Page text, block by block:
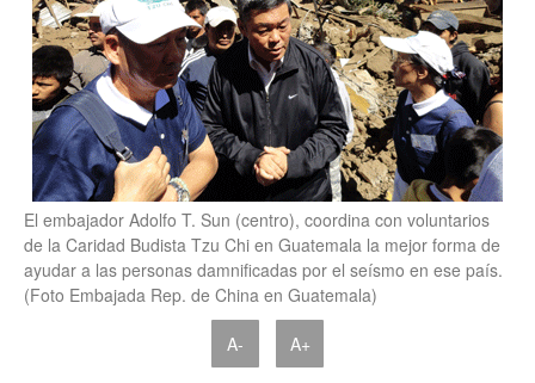
El embajador Adolfo T. Sun (centro), coordina con voluntarios
de la Caridad Budista Tzu Chi en Guatemala la mejor forma de
ayudar a las personas damnificadas por el seísmo en ese país.
(Foto Embajada Rep. de China en Guatemala)
A- A+